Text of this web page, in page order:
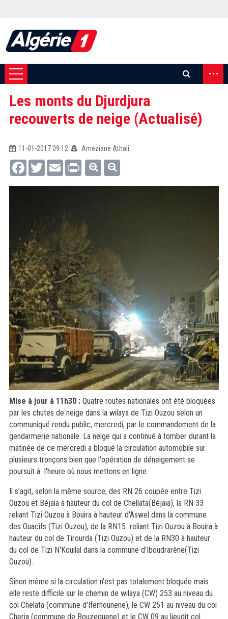
...
Les monts du Djurdjura
recouverts de neige (Actualisé)
11-01-2017 09:12
Ameziane Athali
FacebookTwitterEmail Print
Mise à jour à 11h30 : Quatre routes nationales ont été bloquées
par les chutes de neige dans la wilaya de Tizi Ouzou selon un
communiqué rendu public, mercredi, par le commandement de la
gendarmerie nationale. La neige qui a continué à tomber durant la
matinée de ce mercredi a bloqué la circulation automobile sur
plusieurs tronçons bien que l'opération de déneigement se
poursuit à l'heure où nous mettons en ligne.
Il s'agit, selon la même source, des RN 26 coupée entre Tizi
Ouzou et Béjaia à hauteur du col de Chellata(Béjaia), la RN 33
reliant Tizi Ouzou à Bouira à hauteur d'Aswel dans la commune
des Ouacifs (Tizi Ouzou), de la RN15 reliant Tizi Ouzou à Bouira à
hauteur du col de Tirourda (Tizi Ouzou) et de la RN30 à hauteur
du col de Tizi N'Kouilal dans la commune d'Iboudrarène(Tizi
Ouzou).
Sinon même si la circulation n'est pas totalement bloquée mais
elle reste difficile sur le chemin de wilaya (CW) 253 au niveau du
col Chelata (commune d'Iferhounene), le CW 251 au niveau du col
Cheria (commune de Bouzeguene) et le CW 09 au lieudit col